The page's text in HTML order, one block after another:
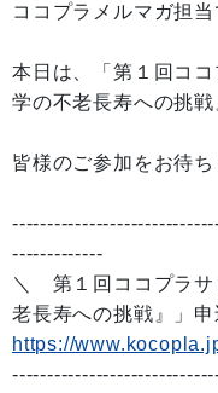
ココプラメルマガ担当
本日は、「第１回コ
学の不老長寿への挑戦
皆様のご参加をお待ち
-------------
＼ 第１回ココプラサ
老長寿への挑戦』」
https://